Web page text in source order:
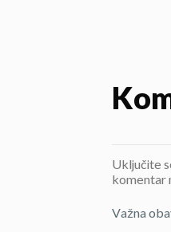
Uključite
komentar
Važna